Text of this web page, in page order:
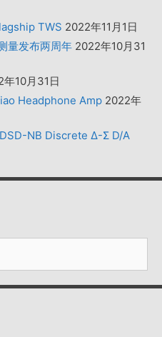
TWS 2022年11月1日
量发布两周年 2022年10月31
年10月31日
Headphone Amp 2022年
NB Discrete Δ-Σ D/A